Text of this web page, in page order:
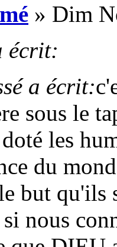
» Dim
écrit:
a écrit:
sous le
les
du
but qu'ils
nous